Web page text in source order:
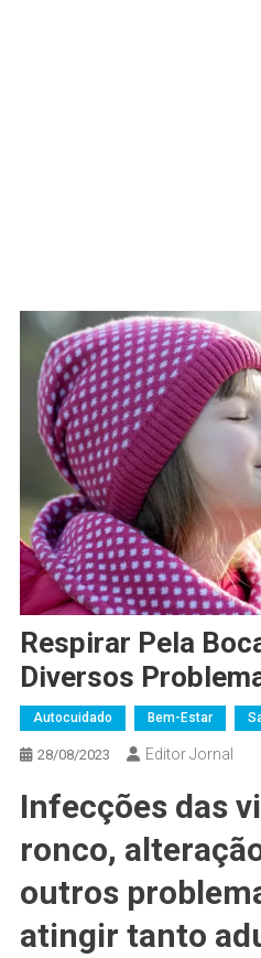
Respirar Pela
Diversos
Autocuidado Bem-Estar
28/08/2023 Editor Jornal
Infecções das
ronco,
outros
atingir tanto